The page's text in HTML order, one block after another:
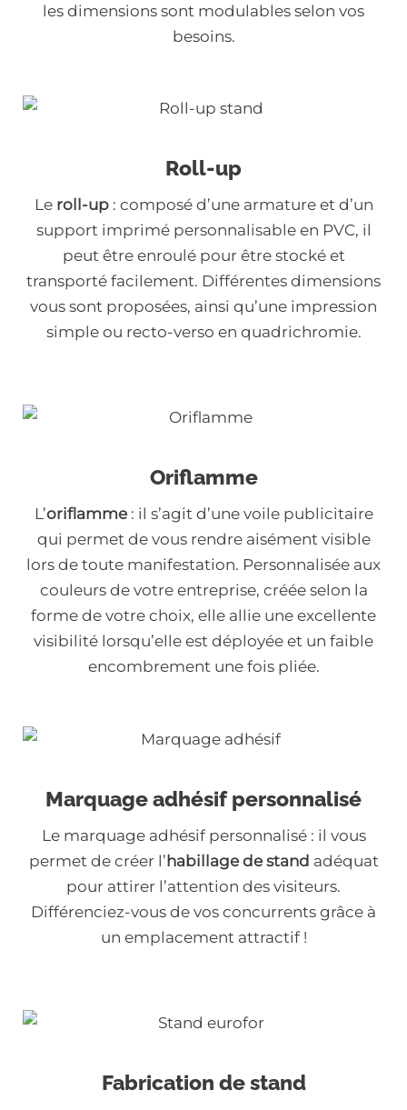
les dimensions sont modulables selon vos
besoins.
Roll-up
Le roll-up: composé d’une armature et d’un
support imprimé personnalisable en PVC, il
peut être enroulé pour être stocké et
transporté facilement. Différentes dimensions
vous sont proposées, ainsi qu’une impression
simple ou recto-verso en quadrichromie.
Oriflamme
L’oriflamme: il s’agit d’une voile publicitaire
qui permet de vous rendre aisément visible
lors de toute manifestation. Personnalisée aux
couleurs de votre entreprise, créée selon la
forme de votre choix, elle allie une excellente
visibilité lorsqu’elle est déployée et un faible
encombrement une fois pliée.
Marquage adhésif personnalisé
Le marquage adhésif personnalisé : il vous
permet de créer l’habillage de stand adéquat
pour attirer l’attention des visiteurs.
Différenciez-vous de vos concurrents grâce à
un emplacement attractif !
Fabrication de stand